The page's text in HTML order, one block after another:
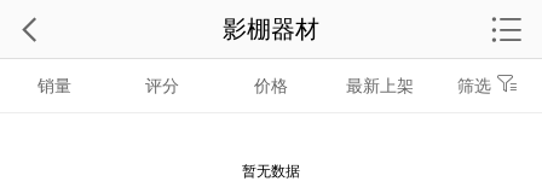
销量 评分 价格 最新上架 筛选
暂无数据
影棚器材